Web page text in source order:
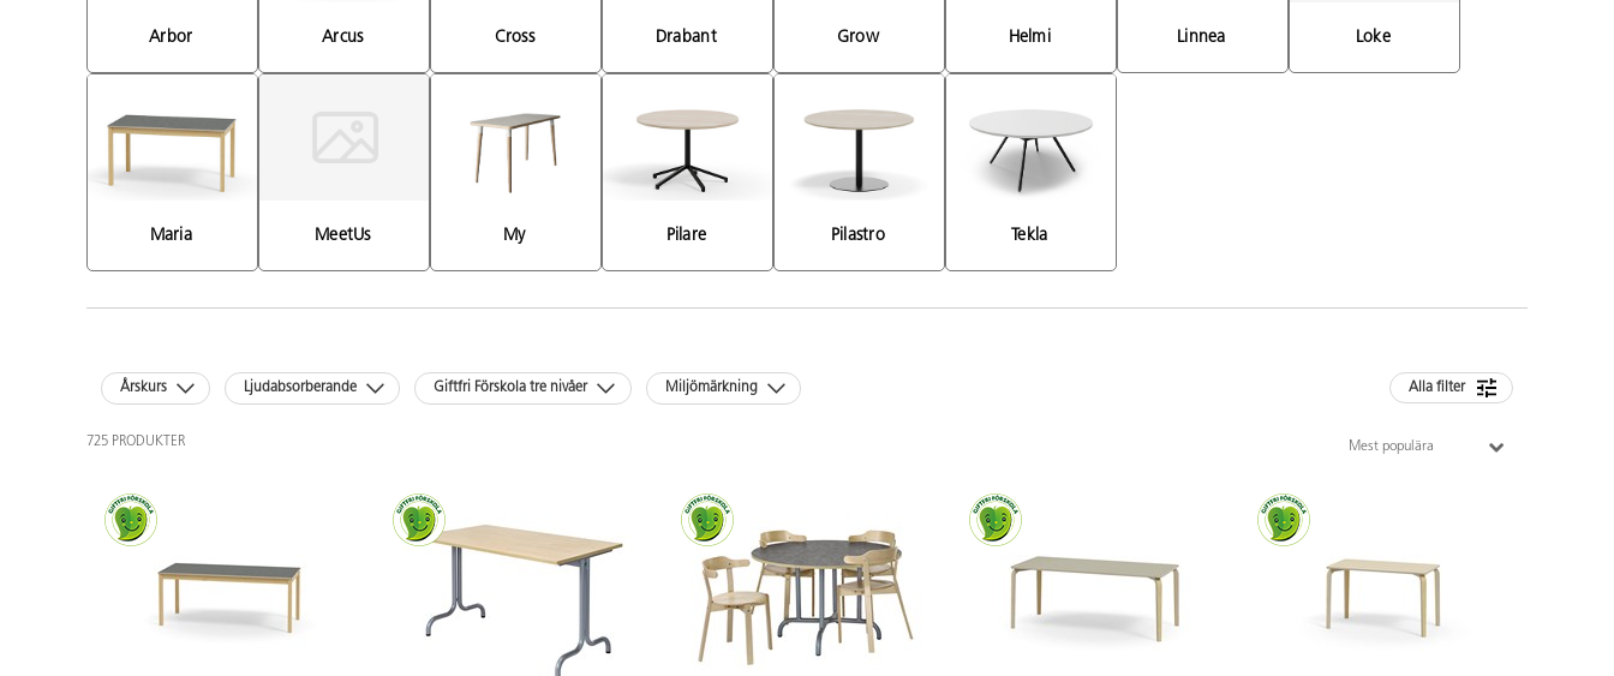
Arbor Arcus Cross Drabant Grow Helmi Linnea Loke
Maria MeetUs My Pilare Pilastro Tekla
Årskurs Ljudabsorberande Giftfri Förskola tre nivåer Miljömärkning Alla filter
725 PRODUKTER Mest populära